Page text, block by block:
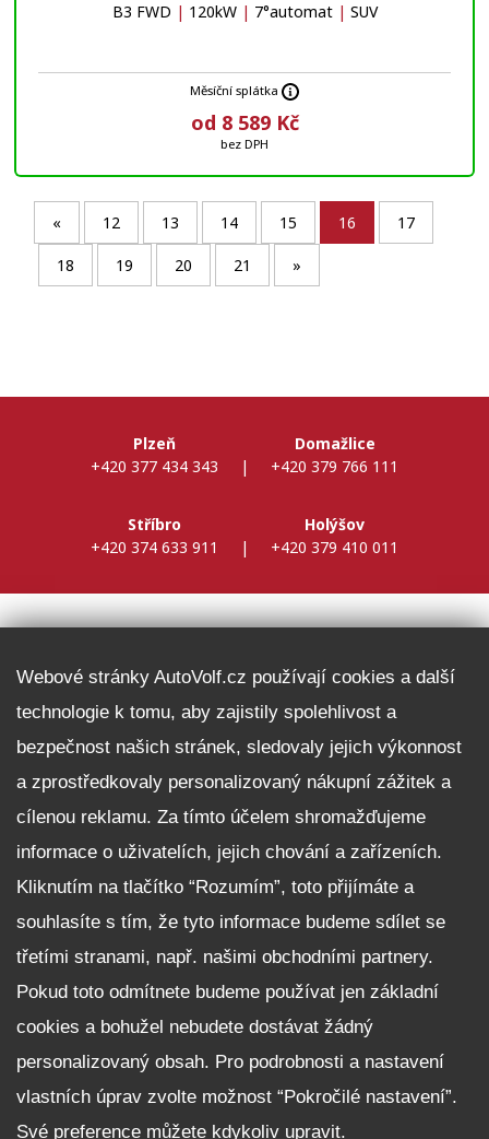
B3 FWD | 120kW | 7°automat | SUV
Měsíční splátka
od 8 589 Kč
bez DPH
« 12 13 14 15 16 17
18 19 20 21 »
Plzeň
+420 377 434 343
|
Domažlice
+420 379 766 111
Stříbro
+420 374 633 911
|
Holýšov
+420 379 410 011
Fleet program Škoda
Nabídka zaměstnání
Facebook
Reklamační řád
Zásady zpracování osobních údajů pro zákazníky
Upozornění pro věřitele a společníky na jejich práva
Nastavení cookies
NEZÁVAZNĚ POPTAT VŮZ
Webové stránky AutoVolf.cz používají cookies a další
technologie k tomu, aby zajistily spolehlivost a
bezpečnost našich stránek, sledovaly jejich výkonnost
a zprostředkovaly personalizovaný nákupní zážitek a
cílenou reklamu. Za tímto účelem shromažďujeme
informace o uživatelích, jejich chování a zařízeních.
Kliknutím na tlačítko “Rozumím”, toto přijímáte a
souhlasíte s tím, že tyto informace budeme sdílet se
třetími stranami, např. našimi obchodními partnery.
Pokud toto odmítnete budeme používat jen základní
cookies a bohužel nebudete dostávat žádný
personalizovaný obsah. Pro podrobnosti a nastavení
vlastních úprav zvolte možnost “Pokročilé nastavení”.
Své preference můžete kdykoliv upravit.